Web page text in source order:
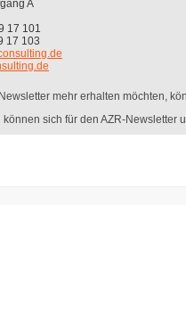
A
17 101
17 103
mehr erhalten möchten,
können sich für den AZR-Newsletter